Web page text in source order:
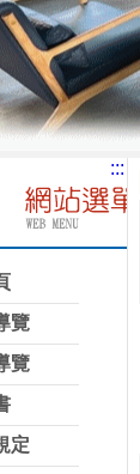
覽
覽
定
:::